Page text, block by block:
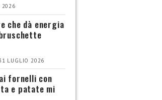
2026
che dà energia
LUGLIO 2026
fornelli con
e patate mi